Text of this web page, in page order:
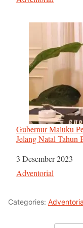
Gubernur Maluku
Jelang Natal Tahun
Tanggal
3 Desember 2023
Sehubungan dengan
Adventorial
Categories: